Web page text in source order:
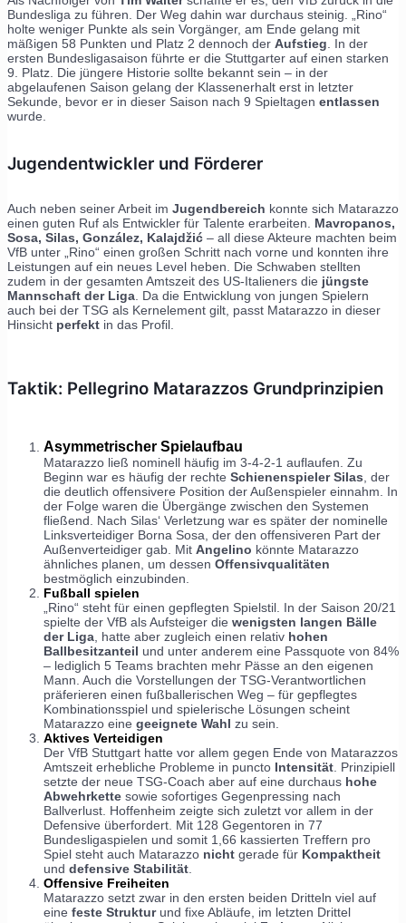
Bundesliga zu führen. Der Weg dahin war durchaus steinig. „Rino“
holte weniger Punkte als sein Vorgänger, am Ende gelang mit
mäßigen 58 Punkten und Platz 2 dennoch der Aufstieg . In der
ersten Bundesligasaison führte er die Stuttgarter auf einen starken
9. Platz. Die jüngere Historie sollte bekannt sein – in der
abgelaufenen Saison gelang der Klassenerhalt erst in letzter
Sekunde, bevor er in dieser Saison nach 9 Spieltagen entlassen
wurde.
Jugendentwickler und Förderer
Auch neben seiner Arbeit im Jugendbereich konnte sich Matarazzo
einen guten Ruf als Entwickler für Talente erarbeiten. Mavropanos,
Sosa, Silas, González, Kalajdžić – all diese Akteure machten beim
VfB unter „Rino“ einen großen Schritt nach vorne und konnten ihre
Leistungen auf ein neues Level heben. Die Schwaben stellten
zudem in der gesamten Amtszeit des US-Italieners die jüngste
Mannschaft der Liga . Da die Entwicklung von jungen Spielern
auch bei der TSG als Kernelement gilt, passt Matarazzo in dieser
Hinsicht perfekt in das Profil.
Taktik: Pellegrino Matarazzos Grundprinzipien
Asymmetrischer Spielaufbau
Matarazzo ließ nominell häufig im 3-4-2-1 auflaufen. Zu
Beginn war es häufig der rechte Schienenspieler Silas, der
die deutlich offensivere Position der Außenspieler einnahm. In
der Folge waren die Übergänge zwischen den Systemen
fließend. Nach Silas‘ Verletzung war es später der nominelle
Linksverteidiger Borna Sosa, der den offensiveren Part der
Außenverteidiger gab. Mit Angelino könnte Matarazzo
ähnliches planen, um dessen Offensivqualitäten
bestmöglich einzubinden.
Fußball spielen
„Rino“ steht für einen gepflegten Spielstil. In der Saison 20/21
spielte der VfB als Aufsteiger die wenigsten langen Bälle
der Liga, hatte aber zugleich einen relativ hohen
Ballbesitzanteil und unter anderem eine Passquote von 84%
– lediglich 5 Teams brachten mehr Pässe an den eigenen
Mann. Auch die Vorstellungen der TSG-Verantwortlichen
präferieren einen fußballerischen Weg – für gepflegtes
Kombinationsspiel und spielerische Lösungen scheint
Matarazzo eine geeignete Wahl zu sein.
Aktives Verteidigen
Der VfB Stuttgart hatte vor allem gegen Ende von Matarazzos
Amtszeit erhebliche Probleme in puncto Intensität. Prinzipiell
setzte der neue TSG-Coach aber auf eine durchaus hohe
Abwehrkette sowie sofortiges Gegenpressing nach
Ballverlust. Hoffenheim zeigte sich zuletzt vor allem in der
Defensive überfordert. Mit 128 Gegentoren in 77
Bundesligaspielen und somit 1,66 kassierten Treffern pro
Spiel steht auch Matarazzo nicht gerade für Kompaktheit
und defensive Stabilität.
Offensive Freiheiten
Matarazzo setzt zwar in den ersten beiden Dritteln viel auf
eine feste Strukturund fixe Abläufe, im letzten Drittel